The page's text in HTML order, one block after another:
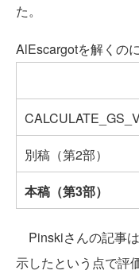
た。
AlEscargotを解くの
別稿（第2部）
本稿（第3部）
Pinskiさんの記事
示したという点で評